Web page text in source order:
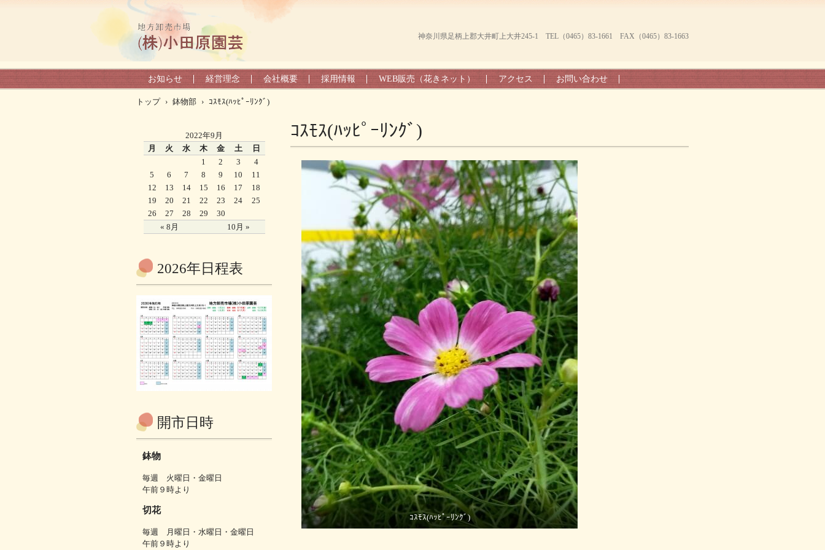
神奈川県足柄上郡大井町上大井245-1 TEL（0465）83-1661 FAX（0465）83-1663
お知らせ 経営理念 会社概要 採用情報 WEB販売（花きネット） アクセス お問い合わせ
トップ › 鉢物部 › ｺｽﾓｽ(ﾊｯﾋﾟｰﾘﾝｸﾞ)
ｺｽﾓｽ(ﾊｯﾋﾟｰﾘﾝｸﾞ)
ｺｽﾓｽ(ﾊｯﾋﾟｰﾘﾝｸﾞ)
2022年9月
月
火 水 木 金 土 日
« 8月 10月 »
1 2 3
4
5
6 7 8 9 10
11
12
13 14 15 16 17
18
19
20 21 22 23 24
25
26
27 28 29 30
2026年日程表
開市日時
鉢物
毎週 火曜日・金曜日
午前９時より
切花
毎週 月曜日・水曜日・金曜日
午前９時より